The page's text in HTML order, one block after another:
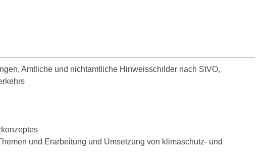
Amtliche und nichtamtliche Hinweisschilder nach StVO,
und Erarbeitung und Umsetzung von klimaschutz- und